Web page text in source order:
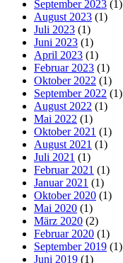
September 2023 (1)
August 2023 (1)
Juli 2023 (1)
Juni 2023 (1)
April 2023 (1)
Februar 2023 (1)
Oktober 2022 (1)
September 2022 (1)
August 2022 (1)
Mai 2022 (1)
Oktober 2021 (1)
August 2021 (1)
Juli 2021 (1)
Februar 2021 (1)
Januar 2021 (1)
Oktober 2020 (1)
Mai 2020 (1)
März 2020 (2)
Februar 2020 (1)
September 2019 (1)
Juni 2019 (1)